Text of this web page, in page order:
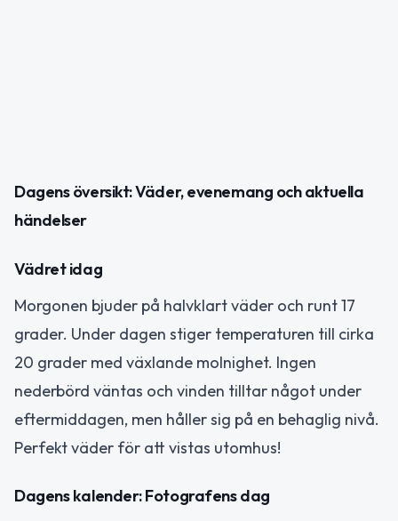
Dagens översikt: Väder, evenemang och aktuella
händelser
Vädret idag
Morgonen bjuder på halvklart väder och runt 17
grader. Under dagen stiger temperaturen till cirka
20 grader med växlande molnighet. Ingen
nederbörd väntas och vinden tilltar något under
eftermiddagen, men håller sig på en behaglig nivå.
Perfekt väder för att vistas utomhus!
Dagens kalender: Fotografens dag